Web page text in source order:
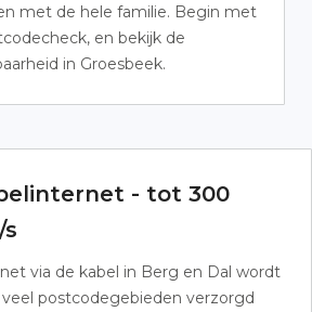
met de hele familie. Begin met
en bekijk de
in Groesbeek.
- tot 300
s
via de kabel in Berg en Dal wordt
postcodegebieden verzorgd